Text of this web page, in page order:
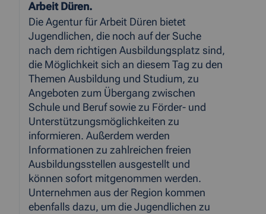
Arbeit Düren.
Die Agentur für Arbeit Düren bietet
Jugendlichen, die noch auf der Suche
nach dem richtigen Ausbildungsplatz sind,
die Möglichkeit sich an diesem Tag zu den
Themen Ausbildung und Studium, zu
Angeboten zum Übergang zwischen
Schule und Beruf sowie zu Förder- und
Unterstützungsmöglichkeiten zu
informieren. Außerdem werden
Informationen zu zahlreichen freien
Ausbildungsstellen ausgestellt und
können sofort mitgenommen werden.
Unternehmen aus der Region kommen
ebenfalls dazu, um die Jugendlichen zu